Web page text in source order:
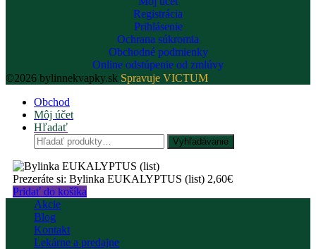
Registrácia
Prihlásenie
Ochrana súkromia
Obchodné podmienky
Online odstúpenie od zmlúvy
©2026 bylinnekvapky.sk Spravuje VICTUM
Obchod
Môj účet
Hľadať
Vyhľadávanie
Prezeráte si: Bylinka EUKALYPTUS (list) 2,60€
Pridať do košíka
Akcie
Blog
Kontakt
Lekárne a predajne